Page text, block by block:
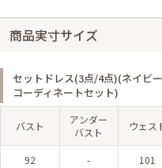
商品実寸サイズ
セットドレス(3点/4点)(ネイビ
コーディネートセット)
バスト
アンダー
バスト
ウェス
92 - 101